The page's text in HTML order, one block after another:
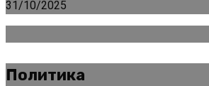
31/10/2025
Политика